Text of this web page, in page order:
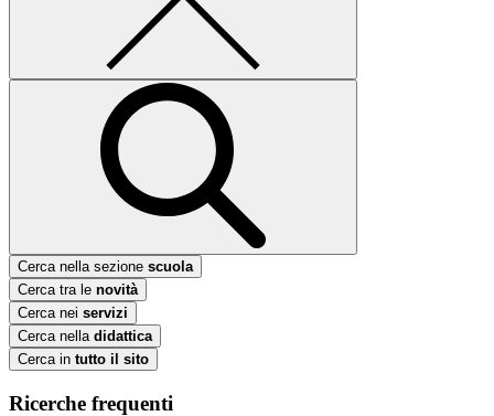
Cerca nella sezione scuola
Cerca tra le novità
Cerca nei servizi
Cerca nella didattica
Cerca in tutto il sito
Ricerche frequenti